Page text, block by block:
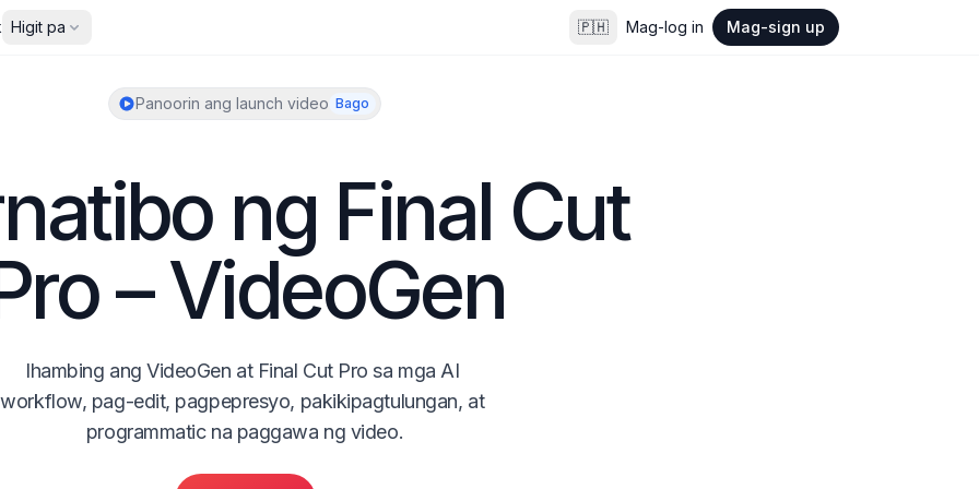
Higit pa 🇵🇭 Mag-log in Mag-sign up
Panoorin ang launch video Bago
ng Final Cut
– VideoGen
Ihambing ang VideoGen at Final Cut Pro sa mga AI
workflow, pag-edit, pagpepresyo, pakikipagtulungan, at
programmatic na paggawa ng video.